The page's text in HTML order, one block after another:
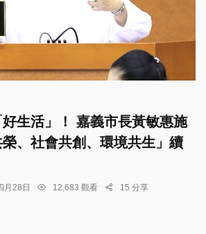
生活」！ 嘉義市長黃敏惠施
、社會共創、環境共生」續
月28日 12,683 觀看 15 分享